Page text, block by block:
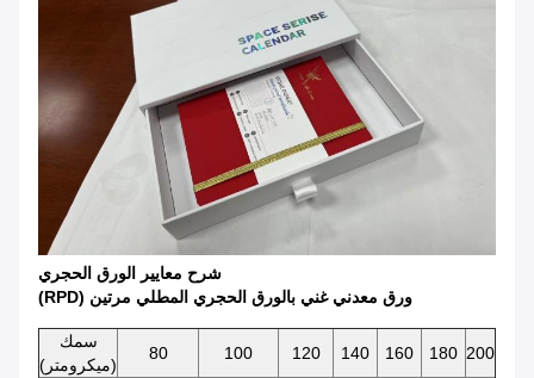
شرح معايير الورق الحجري
(RPD) ورق معدني غني بالورق الحجري المطلي مرتين
سمك
(ميكرومتر)
80 100 120 140 160 180 200